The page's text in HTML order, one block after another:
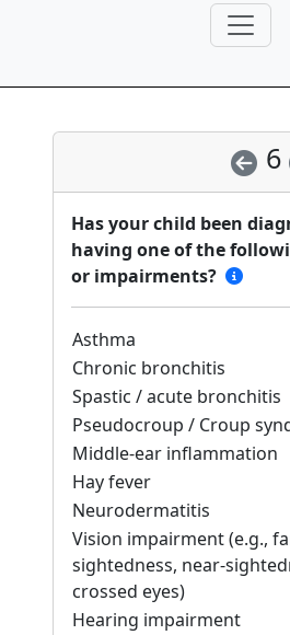
6
Has your child been
having one of the
or impairments?
Asthma
Chronic bronchitis
Spastic / acute bronchitis
Pseudocroup / Croup
Middle-ear inflammation
Hay fever
Neurodermatitis
Vision impairment (e.g.,
sightedness, near-
crossed eyes)
Hearing impairment